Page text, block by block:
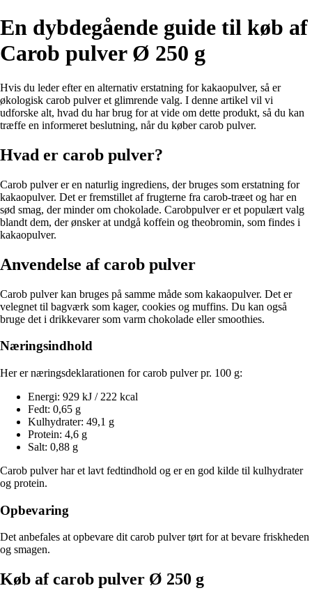
En dybdegående guide til køb af
Carob pulver Ø 250 g
Hvis du leder efter en alternativ erstatning for kakaopulver, så er
økologisk carob pulver et glimrende valg. I denne artikel vil vi
udforske alt, hvad du har brug for at vide om dette produkt, så du kan
træffe en informeret beslutning, når du køber carob pulver.
Hvad er carob pulver?
Carob pulver er en naturlig ingrediens, der bruges som erstatning for
kakaopulver. Det er fremstillet af frugterne fra carob-træet og har en
sød smag, der minder om chokolade. Carobpulver er et populært valg
blandt dem, der ønsker at undgå koffein og theobromin, som findes i
kakaopulver.
Anvendelse af carob pulver
Carob pulver kan bruges på samme måde som kakaopulver. Det er
velegnet til bagværk som kager, cookies og muffins. Du kan også
bruge det i drikkevarer som varm chokolade eller smoothies.
Næringsindhold
Her er næringsdeklarationen for carob pulver pr. 100 g:
Energi: 929 kJ / 222 kcal
Fedt: 0,65 g
Kulhydrater: 49,1 g
Protein: 4,6 g
Salt: 0,88 g
Carob pulver har et lavt fedtindhold og er en god kilde til kulhydrater
og protein.
Opbevaring
Det anbefales at opbevare dit carob pulver tørt for at bevare friskheden
og smagen.
Køb af carob pulver Ø 250 g